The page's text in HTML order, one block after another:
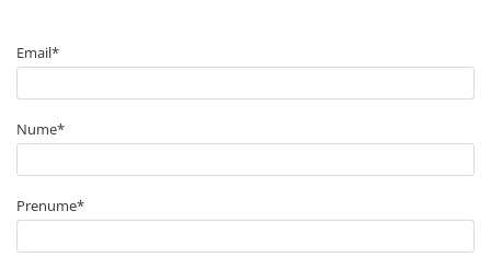
Email*
Nume*
Prenume*